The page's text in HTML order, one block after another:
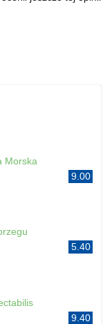
Morska
9.00
5.40
9.40